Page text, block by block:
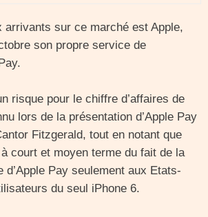
arrivants sur ce marché est Apple,
son propre service de
risque pour le chiffre d’affaires de
lors de la présentation d’Apple Pay
Fitzgerald, tout en notant que
court et moyen terme du fait de la
d’Apple Pay seulement aux Etats-
du seul iPhone 6.